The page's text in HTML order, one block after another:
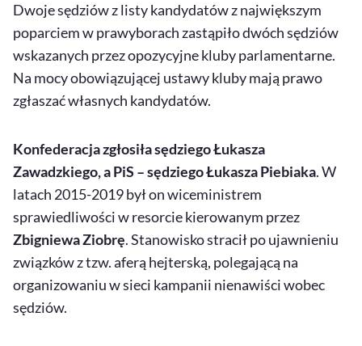
Dwoje sędziów z listy kandydatów z największym
poparciem w prawyborach zastąpiło dwóch sędziów
wskazanych przez opozycyjne kluby parlamentarne.
Na mocy obowiązującej ustawy kluby mają prawo
zgłaszać własnych kandydatów.
Konfederacja zgłosiła sędziego Łukasza
Zawadzkiego, a PiS – sędziego Łukasza Piebiaka. W
latach 2015-2019 był on wiceministrem
sprawiedliwości w resorcie kierowanym przez
Zbigniewa Ziobrę. Stanowisko stracił po ujawnieniu
związków z tzw. aferą hejterską, polegającą na
organizowaniu w sieci kampanii nienawiści wobec
sędziów.